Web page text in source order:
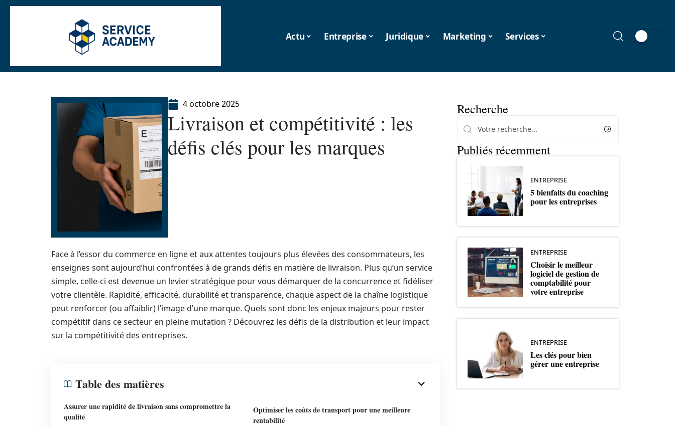
Actu Entreprise Juridique Marketing Services
4 octobre 2025
Livraison et compétitivité : les
défis clés pour les marques
Face à l’essor du commerce en ligne et aux attentes toujours plus élevées des consommateurs, les
enseignes sont aujourd’hui confrontées à de grands défis en matière de livraison. Plus qu’un service
simple, celle-ci est devenue un levier stratégique pour vous démarquer de la concurrence et fidéliser
votre clientèle. Rapidité, efficacité, durabilité et transparence, chaque aspect de la chaîne logistique
peut renforcer (ou affaiblir) l’image d’une marque. Quels sont donc les enjeux majeurs pour rester
compétitif dans ce secteur en pleine mutation ? Découvrez les défis de la distribution et leur impact
sur la compétitivité des entreprises.
Table des matières
Assurer une rapidité de livraison sans compromettre la
qualité
Optimiser les coûts de transport pour une meilleure
rentabilité
Recherche
Publiés récemment
ENTREPRISE
5 bienfaits du coaching
pour les entreprises
ENTREPRISE
Choisir le meilleur
logiciel de gestion de
comptabilité pour
votre entreprise
ENTREPRISE
Les clés pour bien
gérer une entreprise